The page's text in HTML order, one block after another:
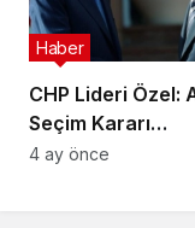
CHP Lideri Özel:
Seçim Kararı
Yürütmenin Değil
Haber
4 ay önce